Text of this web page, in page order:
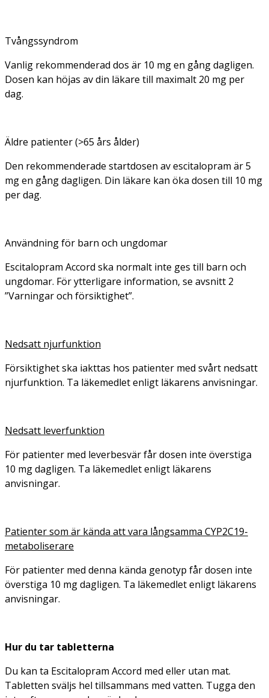
Tvångssyndrom
Vanlig rekommenderad dos är 10 mg en gång dagligen.
Dosen kan höjas av din läkare till maximalt 20 mg per
dag.
Äldre patienter (>65 års ålder)
Den rekommenderade startdosen av escitalopram är 5
mg en gång dagligen. Din läkare kan öka dosen till 10 mg
per dag.
Användning för barn och ungdomar
Escitalopram Accord ska normalt inte ges till barn och
ungdomar. För ytterligare information, se avsnitt 2
”Varningar och försiktighet”.
Nedsatt njurfunktion
Försiktighet ska iakttas hos patienter med svårt nedsatt
njurfunktion. Ta läkemedlet enligt läkarens anvisningar.
Nedsatt leverfunktion
För patienter med leverbesvär får dosen inte överstiga
10 mg dagligen. Ta läkemedlet enligt läkarens
anvisningar.
Patienter som är kända att vara långsamma CYP2C19-
metaboliserare
För patienter med denna kända genotyp får dosen inte
överstiga 10 mg dagligen. Ta läkemedlet enligt läkarens
anvisningar.
Hur du tar tabletterna
Du kan ta Escitalopram Accord med eller utan mat.
Tabletten sväljs hel tillsammans med vatten. Tugga den